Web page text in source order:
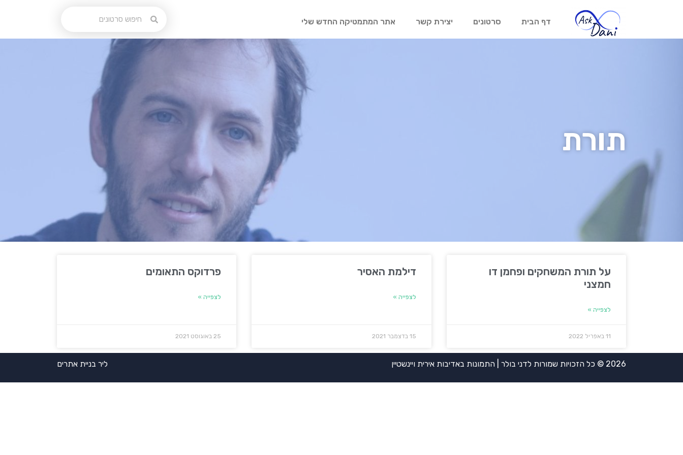
דף הבית סרטונים יצירת קשר אתר המתמטיקה החדש שלי
תורת
על תורת המשחקים ופחמן דו
חמצני
לצפייה »
11 באפריל 2022
דילמת האסיר
לצפייה »
15 בדצמבר 2021
פרדוקס התאומים
לצפייה »
25 באוגוסט 2021
2026 © כל הזכויות שמורות לדני בולר | התמונות באדיבות אירית ויינשטיין ליר בניית אתרים